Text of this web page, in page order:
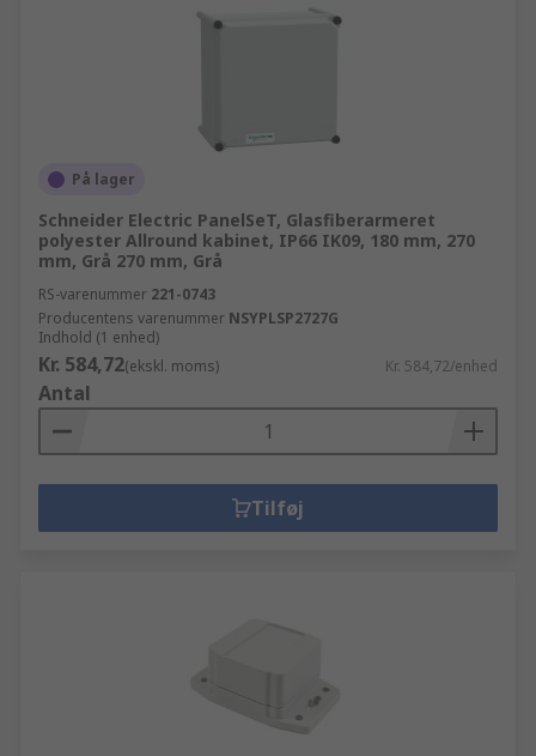
På lager
Schneider Electric PanelSeT, Glasfiberarmeret
polyester Allround kabinet, IP66 IK09, 180 mm, 270
mm, Grå 270 mm, Grå
RS-varenummer 221-0743
Producentens varenummer NSYPLSP2727G
Indhold (1 enhed)
Kr. 584,72(ekskl. moms) Kr. 584,72/enhed
Antal
Tilføj